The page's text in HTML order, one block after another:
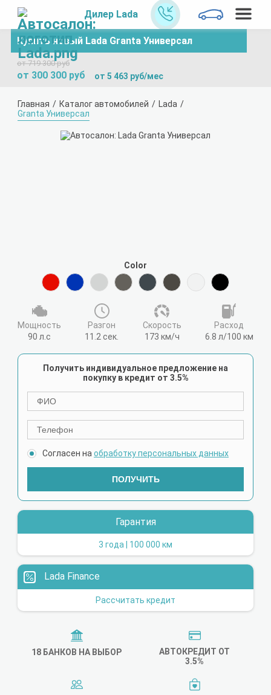
Дилер Lada
Купить новый Lada Granta Универсал
от 719 300 руб
от 300 300 руб от 5 463 руб/мес
Главная Каталог автомобилей
Lada
Granta Универсал
Мощность
90 л.с
Разгон
11.2 сек.
Cкорость
173 км/ч
Расход
6.8 л/100 км
Color
Получить индивидуальное предложение на
покупку в кредит от 3.5%
Согласен на обработку персональных данных
ПОЛУЧИТЬ
Гарантия
3 года | 100 000 км
Lada Finance
Рассчитать кредит
18 БАНКОВ НА ВЫБОР
АВТОКРЕДИТ ОТ
3.5%